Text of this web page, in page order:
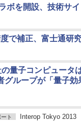
ボを開設、技術サ
で補正、富士通研
量子コンピュータ
グループが「量子
ト Interop Tokyo 2013